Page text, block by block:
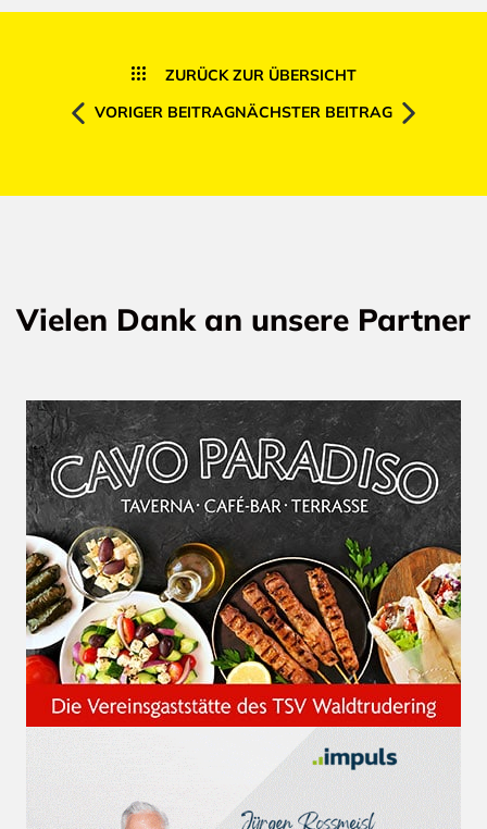
ZURÜCK ZUR ÜBERSICHT
VORIGER BEITRAGNÄCHSTER BEITRAG
Vielen Dank an unsere Partner